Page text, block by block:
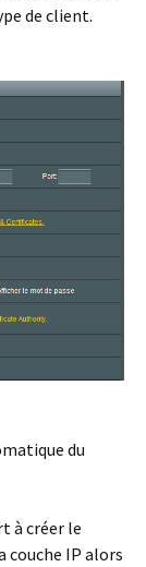
de client.
du
à créer le
couche IP alors